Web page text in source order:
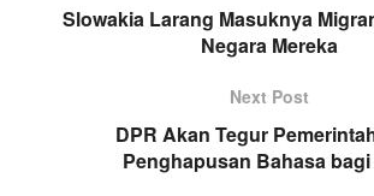
Slowakia Larang Masuknya
Negara Mereka
Next Post
DPR Akan Tegur
Penghapusan Bahasa